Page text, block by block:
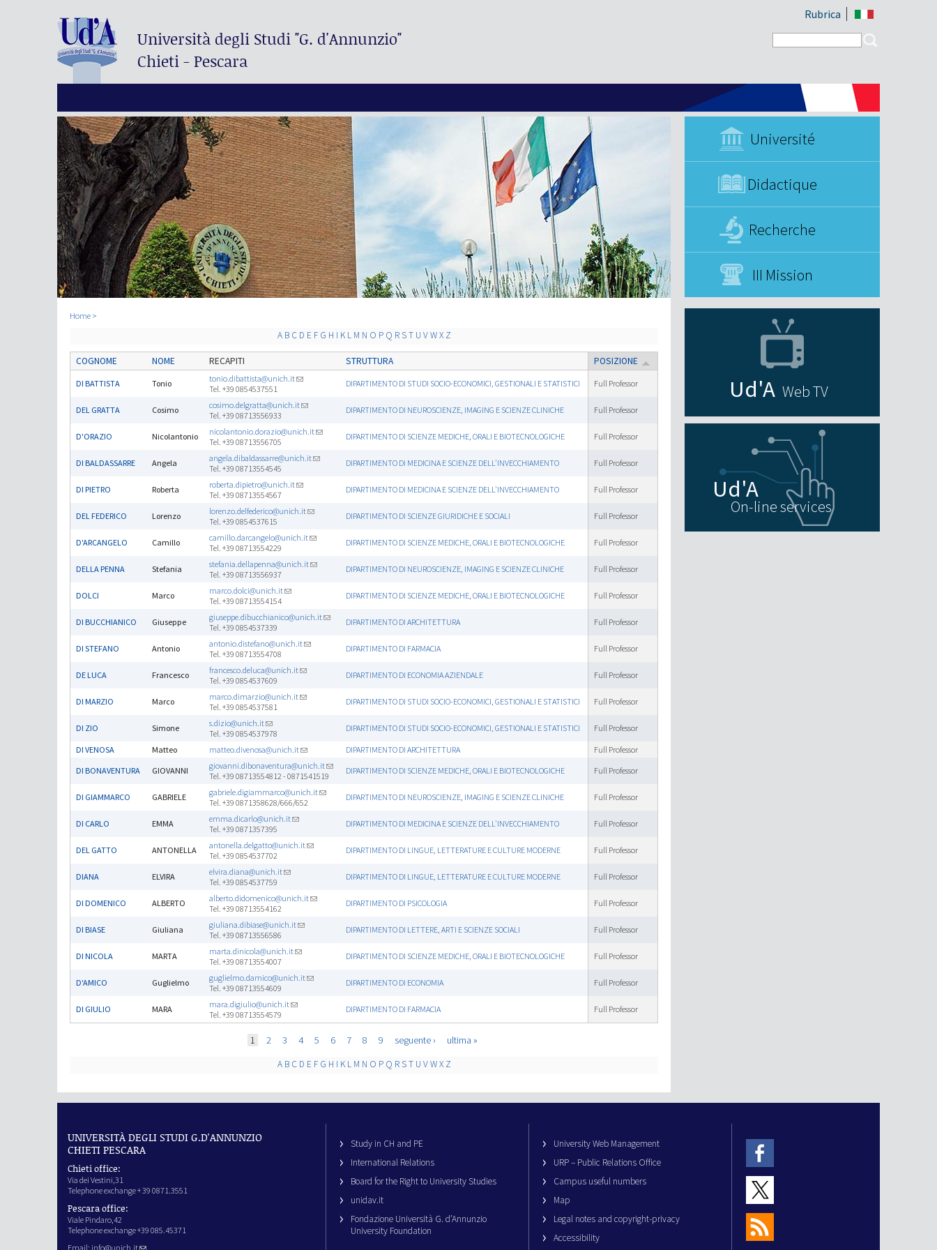
Università degli Studi"G. d'Annunzio"
Chieti - Pescara
Rubrica
Search form
Université
Didactique
Recherche
III Mission
Home
A B C D E F G H I K L M N O P Q R S T U V W X Z
COGNOME NOME RECAPITI STRUTTURA POSIZIONE
DI BATTISTA Tonio
tonio.dibattista@unich.it
Tel. +39 0854537551
DIPARTIMENTO DI STUDI SOCIO-ECONOMICI, GESTIONALI E STATISTICI Full Professor
DEL GRATTA Cosimo
cosimo.delgratta@unich.it
Tel. +39 08713556933
DIPARTIMENTO DI NEUROSCIENZE, IMAGING E SCIENZE CLINICHE Full Professor
D'ORAZIO Nicolantonio
nicolantonio.dorazio@unich.it
Tel. +39 08713556705
DIPARTIMENTO DI SCIENZE MEDICHE, ORALI E BIOTECNOLOGICHE Full Professor
DI BALDASSARRE Angela
angela.dibaldassarre@unich.it
Tel. +39 08713554545
DIPARTIMENTO DI MEDICINA E SCIENZE DELL'INVECCHIAMENTO Full Professor
DI PIETRO Roberta
roberta.dipietro@unich.it
Tel. +39 08713554567
DIPARTIMENTO DI MEDICINA E SCIENZE DELL'INVECCHIAMENTO Full Professor
DEL FEDERICO Lorenzo
lorenzo.delfederico@unich.it
Tel. +39 0854537615
DIPARTIMENTO DI SCIENZE GIURIDICHE E SOCIALI Full Professor
D'ARCANGELO Camillo
camillo.darcangelo@unich.it
Tel. +39 08713554229
DIPARTIMENTO DI SCIENZE MEDICHE, ORALI E BIOTECNOLOGICHE Full Professor
DELLA PENNA Stefania
stefania.dellapenna@unich.it
Tel. +39 08713556937
DIPARTIMENTO DI NEUROSCIENZE, IMAGING E SCIENZE CLINICHE Full Professor
DOLCI Marco
marco.dolci@unich.it
Tel. +39 08713554154
DIPARTIMENTO DI SCIENZE MEDICHE, ORALI E BIOTECNOLOGICHE Full Professor
DI BUCCHIANICO Giuseppe
giuseppe.dibucchianico@unich.it
Tel. +39 0854537339
DIPARTIMENTO DI ARCHITETTURA Full Professor
DI STEFANO Antonio
antonio.distefano@unich.it
Tel. +39 08713554708
DIPARTIMENTO DI FARMACIA Full Professor
DE LUCA Francesco
francesco.deluca@unich.it
Tel. +39 0854537609
DIPARTIMENTO DI ECONOMIA AZIENDALE Full Professor
DI MARZIO Marco
marco.dimarzio@unich.it
Tel. +39 0854537581
DIPARTIMENTO DI STUDI SOCIO-ECONOMICI, GESTIONALI E STATISTICI Full Professor
DI ZIO Simone
s.dizio@unich.it
Tel. +39 0854537978
DIPARTIMENTO DI STUDI SOCIO-ECONOMICI, GESTIONALI E STATISTICI Full Professor
DI VENOSA Matteo matteo.divenosa@unich.it DIPARTIMENTO DI ARCHITETTURA
Full Professor
DI BONAVENTURA
GIOVANNI
giovanni.dibonaventura@unich.it
Tel. +39 08713554812 - 0871541519
DIPARTIMENTO DI SCIENZE MEDICHE, ORALI E BIOTECNOLOGICHE Full Professor
DI GIAMMARCO GABRIELE
gabriele.digiammarco@unich.it
Tel. +39 0871358628/666/652
DIPARTIMENTO DI NEUROSCIENZE, IMAGING E SCIENZE CLINICHE Full Professor
DI CARLO EMMA
emma.dicarlo@unich.it
Tel. +39 0871357395
DIPARTIMENTO DI MEDICINA E SCIENZE DELL'INVECCHIAMENTO Full Professor
DEL GATTO ANTONELLA
antonella.delgatto@unich.it
Tel. +39 0854537702
DIPARTIMENTO DI LINGUE, LETTERATURE E CULTURE MODERNE Full Professor
DIANA ELVIRA
elvira.diana@unich.it
Tel. +39 0854537759
DIPARTIMENTO DI LINGUE, LETTERATURE E CULTURE MODERNE Full Professor
DI DOMENICO ALBERTO
alberto.didomenico@unich.it
Tel. +39 08713554162
DIPARTIMENTO DI PSICOLOGIA Full Professor
DI BIASE Giuliana
giuliana.dibiase@unich.it
Tel. +39 08713556586
DIPARTIMENTO DI LETTERE, ARTI E SCIENZE SOCIALI Full Professor
DI NICOLA MARTA
marta.dinicola@unich.it
Tel. +39 08713554007
DIPARTIMENTO DI SCIENZE MEDICHE, ORALI E BIOTECNOLOGICHE Full Professor
D'AMICO Guglielmo
guglielmo.damico@unich.it
Tel. +39 08713554609
DIPARTIMENTO DI ECONOMIA Full Professor
DI GIULIO MARA
mara.digiulio@unich.it
Tel. +39 08713554579
DIPARTIMENTO DI FARMACIA Full Professor
1 2 3 4 5 6 7 8 9 seguente › ultima »
A B C D E F G H I K L M N O P Q R S T U V W X Z
Web TV
On-line services
UNIVERSITÀ DEGLI STUDI G.D'ANNUNZIO
CHIETI PESCARA
Chieti office:
Via dei Vestini,31
Telephone exchange + 39 0871.3551
Pescara office:
Viale Pindaro,42
Telephone exchange +39 085.45371
Email: info@unich.it
Study in CH and PE
International Relations
Board for the Right to University Studies
unidav.it
Fondazione Università G. d’Annunzio
University Foundation
University Web Management
URP – Public Relations Office
Campus useful numbers
Map
Legal notes and copyright-privacy
Accessibility